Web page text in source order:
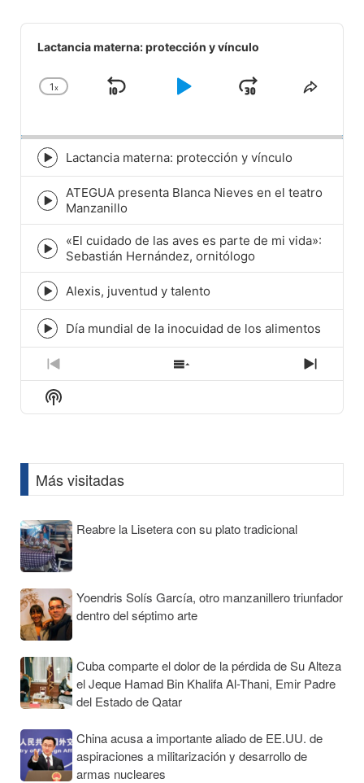
Audio
Player
Lactancia materna: protección y vínculo
Change
1x
Skip
Play
JumpShare
Episode
play
icon
Lactancia materna: protección y vínculo
Episode
play
icon
ATEGUA presenta Blanca Nieves en el teatro
Manzanillo
Episode
play
icon
«El cuidado de las aves es parte de mi vida»:
Sebastián Hernández, ornitólogo
Episode
play
icon
Alexis, juventud y talento
Episode
play
icon
Día mundial de la inocuidad de los alimentos
Previous
Episode
Show
Next
Show
Podcast
Más visitadas
Reabre la Lisetera con su plato tradicional
Yoendris Solís García, otro manzanillero triunfador
dentro del séptimo arte
Cuba comparte el dolor de la pérdida de Su Alteza
el Jeque Hamad Bin Khalifa Al-Thani, Emir Padre
del Estado de Qatar
China acusa a importante aliado de EE.UU. de
aspiraciones a militarización y desarrollo de
armas nucleares